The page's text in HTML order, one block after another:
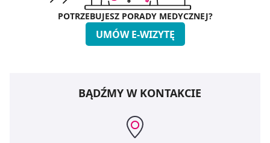
POTRZEBUJESZ PORADY MEDYCZNEJ?
UMÓW E-WIZYTĘ
BĄDŹMY W KONTAKCIE